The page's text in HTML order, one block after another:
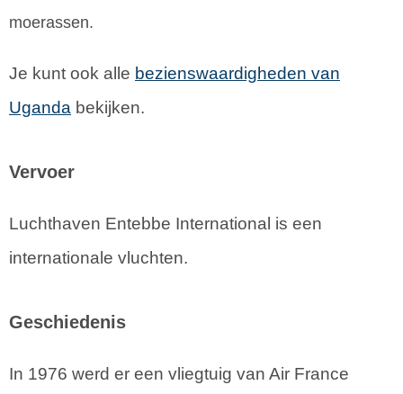
moerassen.
Je kunt ook alle bezienswaardigheden van
Uganda bekijken.
Vervoer
Luchthaven Entebbe International is een
internationale vluchten.
Geschiedenis
In 1976 werd er een vliegtuig van Air France